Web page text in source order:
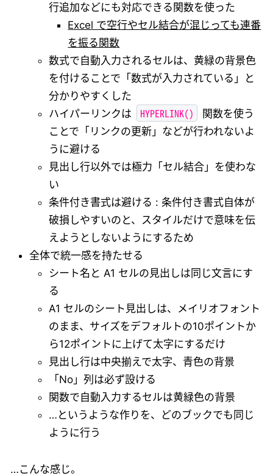
行追加などにも対応できる関数を使った
Excel で空行やセル結合が混じっても連番
を振る関数
数式で自動入力されるセルは、黄緑の背景色
を付けることで「数式が入力されている」と
分かりやすくした
ハイパーリンクは
HYPERLINK()
関数を使う
ことで「リンクの更新」などが行われないよ
うに避ける
見出し行以外では極力「セル結合」を使わな
い
条件付き書式は避ける : 条件付き書式自体が
破損しやすいのと、スタイルだけで意味を伝
えようとしないようにするため
全体で統一感を持たせる
シート名と A1 セルの見出しは同じ文言にす
る
A1 セルのシート見出しは、メイリオフォント
のまま、サイズをデフォルトの10ポイントか
ら12ポイントに上げて太字にするだけ
見出し行は中央揃えで太字、青色の背景
「No」列は必ず設ける
関数で自動入力するセルは黄緑色の背景
…というような作りを、どのブックでも同じ
ように行う
…こんな感じ。